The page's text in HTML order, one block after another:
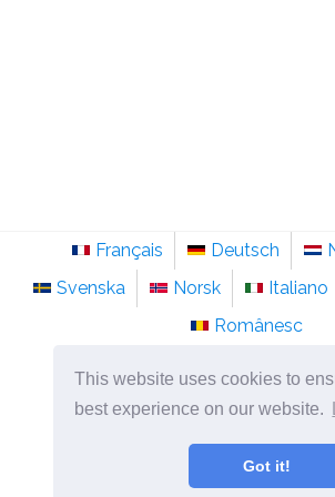
This website uses cookies to
best experience on our website.
Got it!
Français Deutsch
Svenska
Norsk Italiano
Românesc
©2026ro.sainte-
Psihologie, filozofie și gândire